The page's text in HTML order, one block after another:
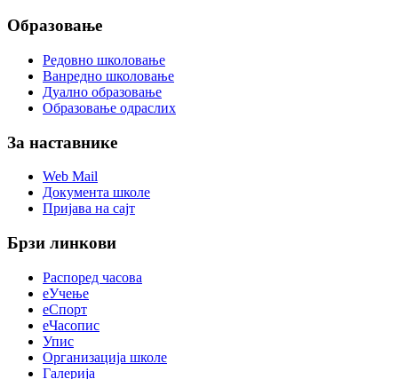
Образовање
Редовно школовање
Ванредно школовање
Дуално образовање
Образовање одраслих
За наставнике
Web Mail
Документа школе
Пријава на сајт
Брзи линкови
Распоред часова
еУчење
еСпорт
еЧасопис
Упис
Организација школе
Галерија